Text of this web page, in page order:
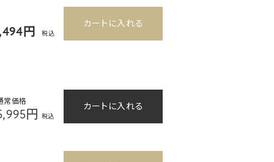
円 税込
カートに入れる
常価格
円 税込
カートに入れる